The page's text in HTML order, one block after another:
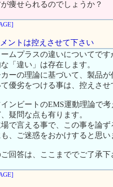
痩せられるのでしょうか？
ントは控えさせて下さい
ムプラスの違いについてで
「違い」は存在します。
ーの理論に基づいて、製品
優劣をつける事は、控えさ
ンビートのEMS運動理論で
疑問な点も有ります。
で言える事で、この事を論
、ご迷惑をおかけすると思い
ご回答は、ここまででご了承下